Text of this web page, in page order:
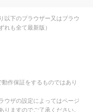
以下のブラウザー又はブラウ
も全て最新版）
作保証をするものではあり
ウザの設定によってはページ
ますのでご了承ください。